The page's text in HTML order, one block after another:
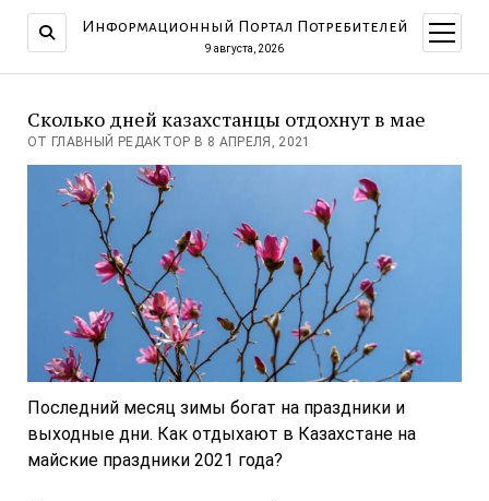
Информационный Портал Потребителей
9 августа, 2026
меню
Сколько дней казахстанцы отдохнут в мае
ОТ ГЛАВНЫЙ РЕДАКТОР В 8 АПРЕЛЯ, 2021
Последний месяц зимы богат на праздники и
выходные дни. Как отдыхают в Казахстане на
майские праздники 2021 года?